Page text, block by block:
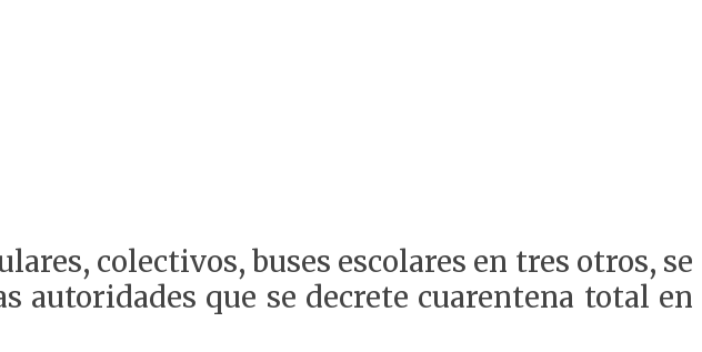
colectivos, buses escolares en tres otros, se
autoridades que se decrete cuarentena total en